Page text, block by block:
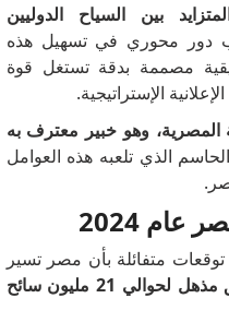
بين السياح الدوليين
دور محوري في تسهيل هذه
مصممة بدقة تستغل قوة
الإستراتيجية.
المصرية، وهو خبير معترف به
الذي تلعبه هذه العوامل
2024
متفائلة بأن مصر تسير
تدفق مذهل لحوالي 21 مليون سائح